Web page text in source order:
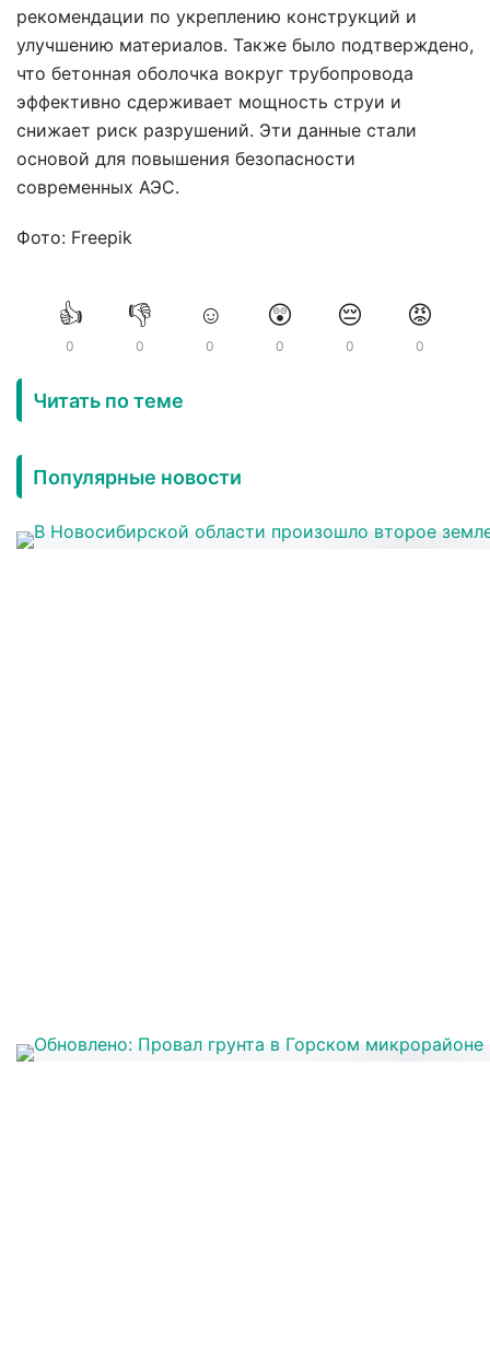
рекомендации по укреплению конструкций и
улучшению материалов. Также было подтверждено,
что бетонная оболочка вокруг трубопровода
эффективно сдерживает мощность струи и
снижает риск разрушений. Эти данные стали
основой для повышения безопасности
современных АЭС.
Фото: Freepik
👍
0
👎
0
☺️
0
😲
0
😔
0
😡
0
Читать по теме
Популярные новости